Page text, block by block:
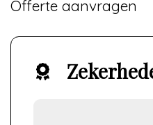
Offerte aanvragen